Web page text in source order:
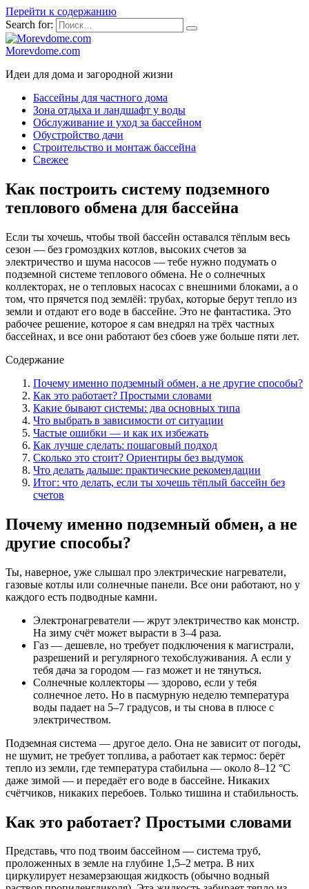
Перейти к содержанию
Search for:
Morevdome.com
Идеи для дома и загородной жизни
Бассейны для частного дома
Зона отдыха и ландшафт у воды
Обслуживание и уход за бассейном
Обустройство дачи
Строительство и монтаж бассейна
Свежее
Как построить систему подземного
теплового обмена для бассейна
Если ты хочешь, чтобы твой бассейн оставался тёплым весь
сезон — без громоздких котлов, высоких счетов за
электричество и шума насосов — тебе нужно подумать о
подземной системе теплового обмена. Не о солнечных
коллекторах, не о тепловых насосах с внешними блоками, а о
том, что прячется под землёй: трубах, которые берут тепло из
земли и отдают его воде в бассейне. Это не фантастика. Это
рабочее решение, которое я сам внедрял на трёх частных
бассейнах, и все они работают без сбоев уже больше пяти лет.
Содержание
Почему именно подземный обмен, а не другие способы?
Как это работает? Простыми словами
Какие бывают системы: два основных типа
Что выбрать в зависимости от ситуации
Частые ошибки — и как их избежать
Как лучше сделать: пошаговый подход
Сколько это стоит? Ориентиры без выдумок
Что делать дальше: практические рекомендации
Итог: что делать, если ты хочешь тёплый бассейн без
счетов
Почему именно подземный обмен, а не
другие способы?
Ты, наверное, уже слышал про электрические нагреватели,
газовые котлы или солнечные панели. Все они работают, но у
каждого есть подводные камни.
Электронагреватели — жрут электричество как монстр.
На зиму счёт может вырасти в 3–4 раза.
Газ — дешевле, но требует подключения к магистрали,
разрешений и регулярного техобслуживания. А если у
тебя дача за городом — газ может и не тянуться.
Солнечные коллекторы — здорово, если у тебя
солнечное лето. Но в пасмурную неделю температура
воды падает на 5–7 градусов, и ты снова в плюсе с
электричеством.
Подземная система — другое дело. Она не зависит от погоды,
не шумит, не требует топлива, а работает как термос: берёт
тепло из земли, где температура стабильна — около 8–12 °C
даже зимой — и передаёт его воде в бассейне. Никаких
счётчиков, никаких перебоев. Только тишина и стабильность.
Как это работает? Простыми словами
Представь, что под твоим бассейном — система труб,
проложенных в земле на глубине 1,5–2 метра. В них
циркулирует незамерзающая жидкость (обычно водный